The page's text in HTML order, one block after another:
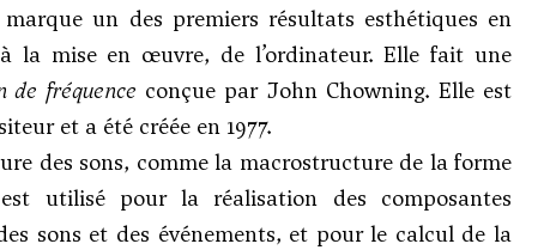
un des premiers résultats esthétiques en
mise en œuvre, de l’ordinateur. Elle fait une
de fréquence conçue par John Chowning. Elle est
et a été créée en 1977.
des sons, comme la macrostructure de la forme
utilisé pour la réalisation des composantes
sons et des événements, et pour le calcul de la